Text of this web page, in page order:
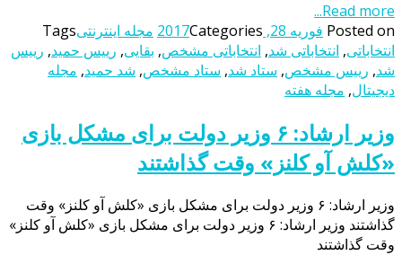
Read more...
Posted on فوریه 28, 2017 Categories مجله اینترنتیTags
انتخاباتی, انتخاباتی شد, انتخاباتی مشخص, بقایی, رییس حمید, رییس
شد, رییس مشخص, ستاد شد, ستاد مشخص, شد حمید, مجله
دیجیتال, مجله هفته
وزیر ارشاد: ۶ وزیر دولت برای مشکل بازی
«کلش آو کلنز» وقت گذاشتند
وزیر ارشاد: ۶ وزیر دولت برای مشکل بازی «کلش آو کلنز» وقت
گذاشتند وزیر ارشاد: ۶ وزیر دولت برای مشکل بازی «کلش آو کلنز»
وقت گذاشتند